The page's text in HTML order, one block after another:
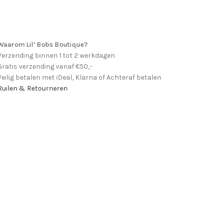
Lil’ Bobs Boutique?
binnen 1 tot 2 werkdagen
verzending vanaf €50,-
betalen met iDeal, Klarna of Achteraf betalen
& Retourneren